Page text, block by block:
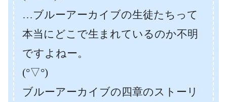
…ブルーアーカイブの生徒たちって
本当にどこで生まれているのか不明
ですよねー。
(°▽°)
ブルーアーカイブの四章のストーリ